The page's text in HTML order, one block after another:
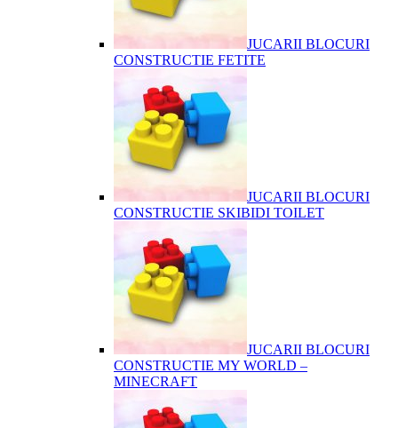
JUCARII BLOCURI
CONSTRUCTIE FETITE
JUCARII BLOCURI
CONSTRUCTIE SKIBIDI TOILET
JUCARII BLOCURI
CONSTRUCTIE MY WORLD –
MINECRAFT